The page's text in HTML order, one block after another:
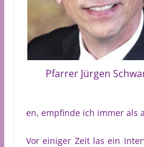
Pfarrer Jürgen
en, empfinde ich immer als
Vor einiger Zeit las ein